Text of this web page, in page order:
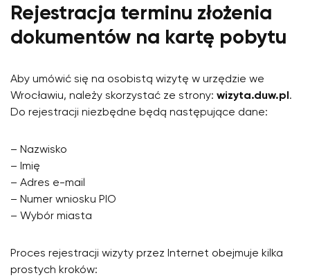
Rejestracja terminu złożenia
dokumentów na kartę pobytu
Aby umówić się na osobistą wizytę w urzędzie we
Wrocławiu, należy skorzystać ze strony: wizyta.duw.pl .
Do rejestracji niezbędne będą następujące dane:
– Nazwisko
– Imię
– Adres e-mail
– Numer wniosku PIO
– Wybór miasta
Proces rejestracji wizyty przez Internet obejmuje kilka
prostych kroków: